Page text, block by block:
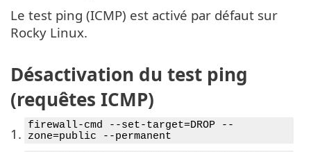
Le test ping (ICMP) est activé par défaut sur
Rocky Linux.
Désactivation du test ping
(requêtes ICMP)
1.
firewall-cmd --set-target=DROP --
zone=public --permanent